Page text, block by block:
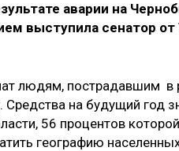
аварии на
выступила сенатор от
людям, пострадавшим в
на будущий год
56 процентов
географию